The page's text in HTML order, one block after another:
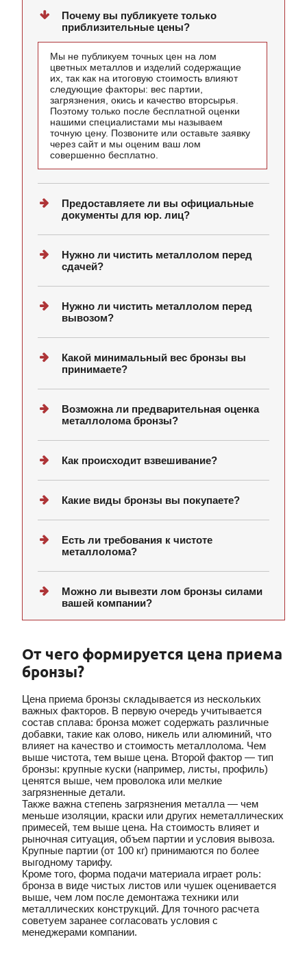
Почему вы публикуете только
приблизительные цены?
Мы не публикуем точных цен на лом
цветных металлов и изделий содержащие
их, так как на итоговую стоимость влияют
следующие факторы: вес партии,
загрязнения, окись и качество вторсырья.
Поэтому только после бесплатной оценки
нашими специалистами мы называем
точную цену. Позвоните или оставьте заявку
через сайт и мы оценим ваш лом
совершенно бесплатно.
Предоставляете ли вы официальные
документы для юр. лиц?
Нужно ли чистить металлолом перед
сдачей?
Нужно ли чистить металлолом перед
вывозом?
Какой минимальный вес бронзы вы
принимаете?
Возможна ли предварительная оценка
металлолома бронзы?
Как происходит взвешивание?
Какие виды бронзы вы покупаете?
Есть ли требования к чистоте
металлолома?
Можно ли вывезти лом бронзы силами
вашей компании?
От чего формируется цена приема
бронзы?
Цена приема бронзы складывается из нескольких
важных факторов. В первую очередь учитывается
состав сплава: бронза может содержать различные
добавки, такие как олово, никель или алюминий, что
влияет на качество и стоимость металлолома. Чем
выше чистота, тем выше цена. Второй фактор — тип
бронзы: крупные куски (например, листы, профиль)
ценятся выше, чем проволока или мелкие
загрязненные детали.
Также важна степень загрязнения металла — чем
меньше изоляции, краски или других неметаллических
примесей, тем выше цена. На стоимость влияет и
рыночная ситуация, объем партии и условия вывоза.
Крупные партии (от 100 кг) принимаются по более
выгодному тарифу.
Кроме того, форма подачи материала играет роль:
бронза в виде чистых листов или чушек оценивается
выше, чем лом после демонтажа техники или
металлических конструкций. Для точного расчета
советуем заранее согласовать условия с
менеджерами компании.